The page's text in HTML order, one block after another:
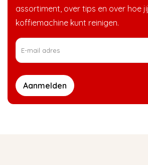
assortiment, over tips en over hoe
koffiemachine kunt reinigen.
Aanmelden